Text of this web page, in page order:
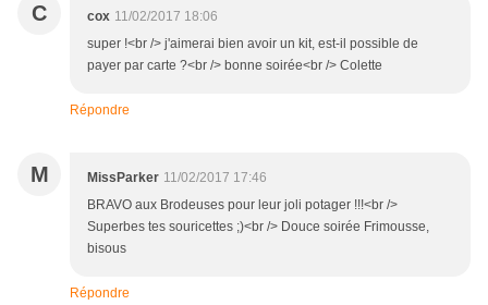
C cox 11/02/2017 18:06
super !<br /> j'aimerai bien avoir un kit, est-il possible de
payer par carte ?<br /> bonne soirée<br /> Colette
Répondre
M MissParker 11/02/2017 17:46
BRAVO aux Brodeuses pour leur joli potager !!!<br />
Superbes tes souricettes ;)<br /> Douce soirée Frimousse,
bisous
Répondre